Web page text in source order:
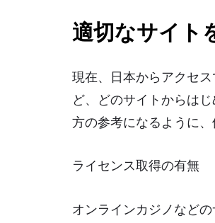
適切なサイト
現在、日本からアクセ
ど、どのサイトからは
方の参考になるように
ライセンス取得の有無
オンラインカジノなど